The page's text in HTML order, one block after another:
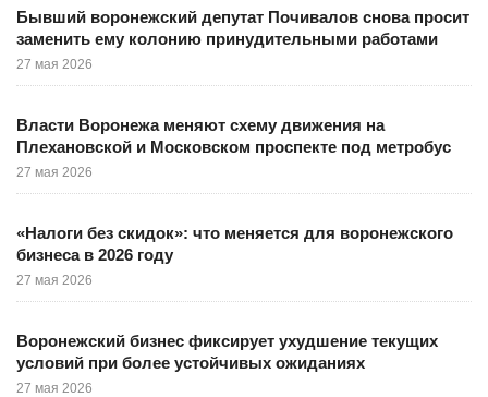
Бывший воронежский депутат Почивалов снова просит
заменить ему колонию принудительными работами
27 мая 2026
Власти Воронежа меняют схему движения на
Плехановской и Московском проспекте под метробус
27 мая 2026
«Налоги без скидок»: что меняется для воронежского
бизнеса в 2026 году
27 мая 2026
Воронежский бизнес фиксирует ухудшение текущих
условий при более устойчивых ожиданиях
27 мая 2026